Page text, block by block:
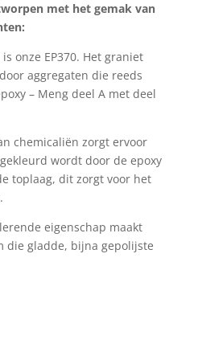
met het gemak van
onze EP370. Het graniet
aggregaten die reeds
– Meng deel A met deel
chemicaliën zorgt ervoor
wordt door de epoxy
toplaag, dit zorgt voor het
eigenschap maakt
die gladde, bijna gepolijste